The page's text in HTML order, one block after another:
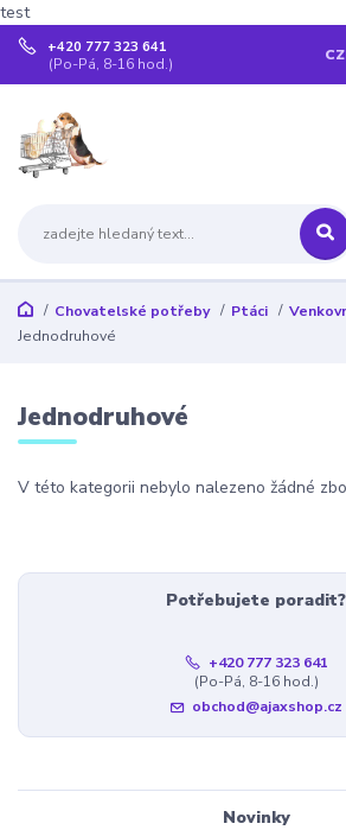
test
+420 777 323 641
(Po-Pá, 8-16 hod.)
Chovatelské potřeby Ptáci
Jednodruhové
Jednodruhové
V této kategorii nebylo nalezeno žádné
Potřebujete poradit?
+420 777 323 641
(Po-Pá, 8-16 hod.)
obchod@ajaxshop.cz
Novinky